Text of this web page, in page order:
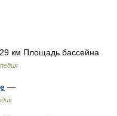
км Площадь бассейна
—